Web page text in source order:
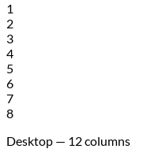
1
2
3
4
5
6
7
8
Desktop — 12 columns